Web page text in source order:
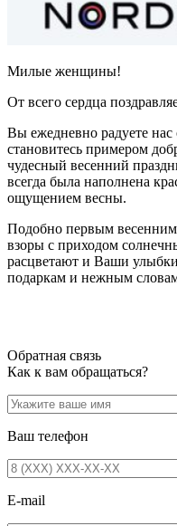
Милые женщины!
От всего сердца
Вы ежедневно радуете нас
становитесь примером
чудесный весенний
всегда была наполнена
ощущением весны.
Подобно первым
взоры с приходом
расцветают и Ваши
подаркам и нежным
Обратная связь
Как к вам обращаться?
Ваш телефон
E-mail